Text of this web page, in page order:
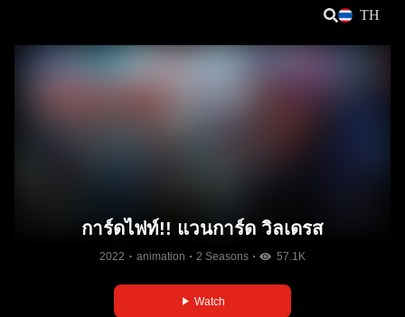
TH
การ์ดไฟท์!! แวนการ์ด วิลเดรส
2022 animation 2 Seasons 57.1K
Watch